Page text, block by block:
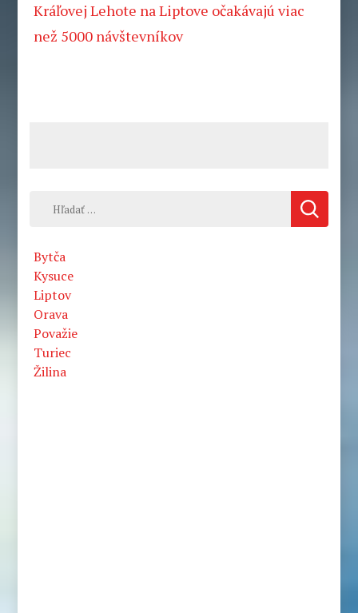
Kráľovej Lehote na Liptove očakávajú viac
než 5000 návštevníkov
Hľadať:
Bytča
Kysuce
Liptov
Orava
Považie
Turiec
Žilina